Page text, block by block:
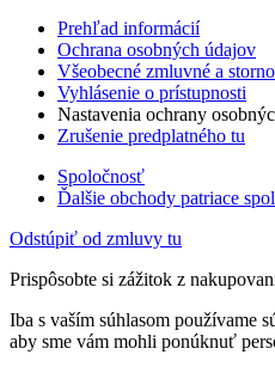
Prehľad informácií
Ochrana osobných údajov
Všeobecné zmluvné a
Vyhlásenie o prístupnosti
Nastavenia ochrany
Zrušenie predplatného tu
Spoločnosť
Ďalšie obchody patriace
Odstúpiť od zmluvy tu
Prispôsobte si zážitok z
Iba s vaším súhlasom používame
aby sme vám mohli ponúknuť